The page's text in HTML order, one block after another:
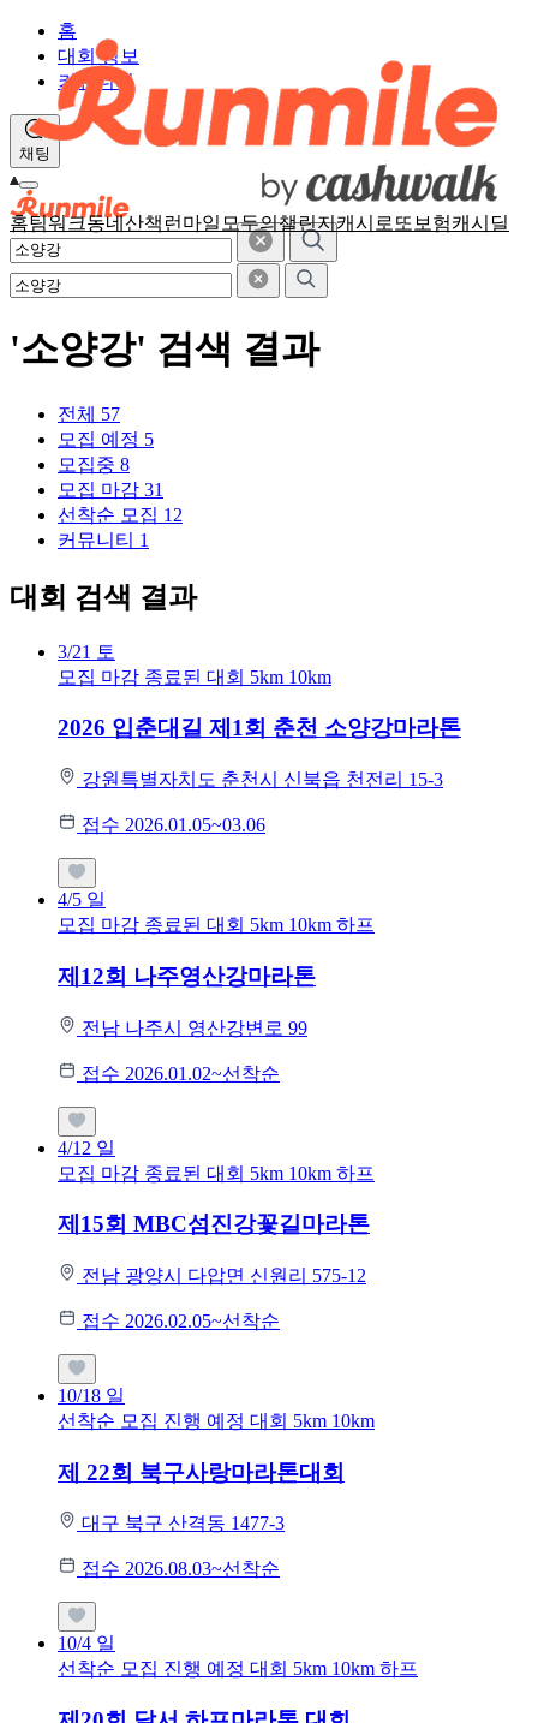
홈팀워크동네산책 런마일 모두의챌린지캐시로또 보험캐시딜
홈
대회 정보
커뮤니티
채팅
'소양강' 검색 결과
전체 57
모집 예정 5
모집중 8
모집 마감 31
선착순 모집 12
커뮤니티 1
대회 검색 결과
3/21 토
모집 마감 종료된 대회 5km 10km
2026 입춘대길 제1회 춘천 소양강마라톤
강원특별자치도 춘천시 신북읍 천전리 15-3
접수 2026.01.05~03.06
4/5 일
모집 마감 종료된 대회 5km 10km 하프
제12회 나주영산강마라톤
전남 나주시 영산강변로 99
접수 2026.01.02~선착순
4/12 일
모집 마감 종료된 대회 5km 10km 하프
제15회 MBC섬진강꽃길마라톤
전남 광양시 다압면 신원리 575-12
접수 2026.02.05~선착순
10/18 일
선착순 모집 진행 예정 대회 5km 10km
제 22회 북구사랑마라톤대회
대구 북구 산격동 1477-3
접수 2026.08.03~선착순
10/4 일
선착순 모집 진행 예정 대회 5km 10km 하프